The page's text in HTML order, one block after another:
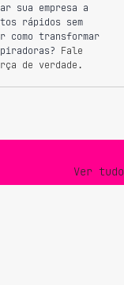
sua empresa a
rápidos sem
como transformar
Fale
de verdade.
Ver tudo